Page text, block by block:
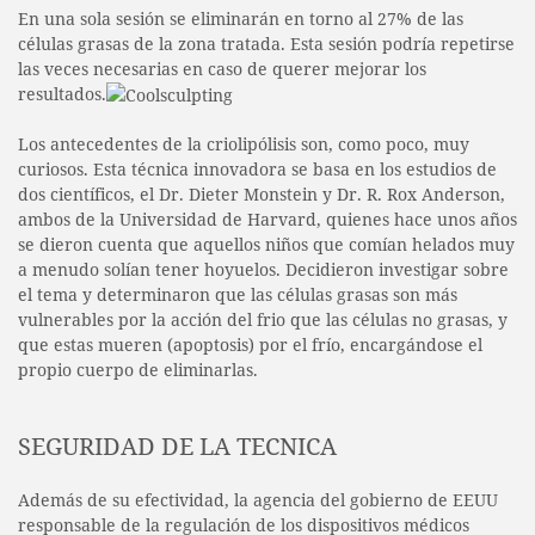
En una sola sesión se eliminarán en torno al 27% de las
células grasas de la zona tratada. Esta sesión podría repetirse
las veces necesarias en caso de querer mejorar los
resultados.
Los antecedentes de la criolipólisis son, como poco, muy
curiosos. Esta técnica innovadora se basa en los estudios de
dos científicos, el Dr. Dieter Monstein y Dr. R. Rox Anderson,
ambos de la Universidad de Harvard, quienes hace unos años
se dieron cuenta que aquellos niños que comían helados muy
a menudo solían tener hoyuelos. Decidieron investigar sobre
el tema y determinaron que las células grasas son más
vulnerables por la acción del frio que las células no grasas, y
que estas mueren (apoptosis) por el frío, encargándose el
propio cuerpo de eliminarlas.
SEGURIDAD DE LA TECNICA
Además de su efectividad, la agencia del gobierno de EEUU
responsable de la regulación de los dispositivos médicos